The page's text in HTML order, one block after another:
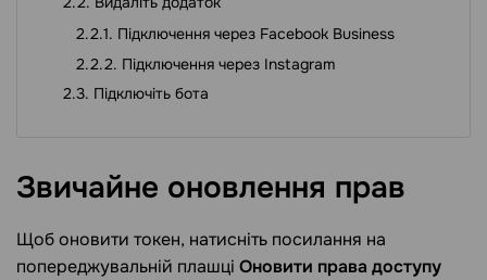
Підключення через Facebook Business
Підключення через Instagram
Підключіть бота
Звичайне оновлення прав
Щоб оновити токен, натисніть посилання на
попереджувальній плашці Оновити права доступу